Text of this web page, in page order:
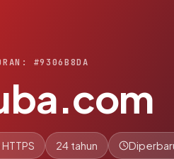
#9306B8DA
24 tahun